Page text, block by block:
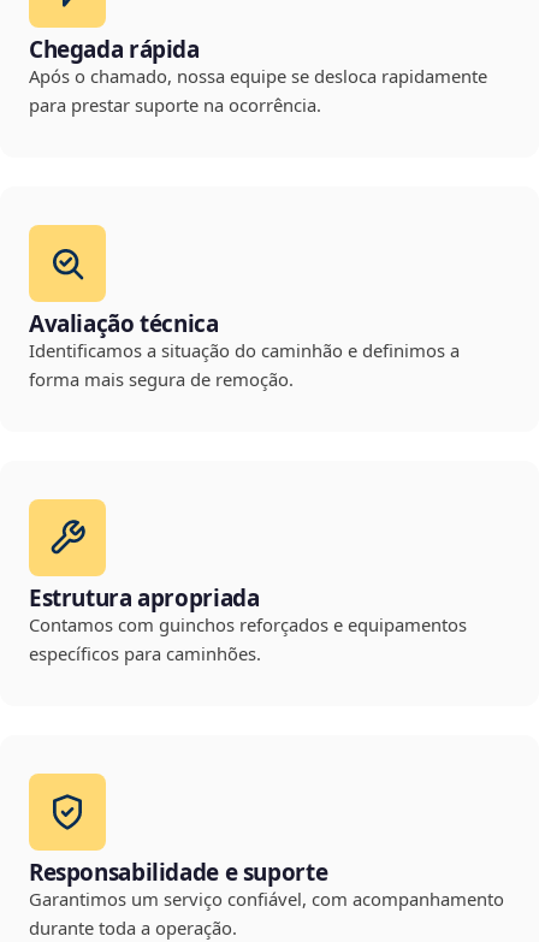
Chegada rápida
Após o chamado, nossa equipe se desloca rapidamente
para prestar suporte na ocorrência.
Avaliação técnica
Identificamos a situação do caminhão e definimos a
forma mais segura de remoção.
Estrutura apropriada
Contamos com guinchos reforçados e equipamentos
específicos para caminhões.
Responsabilidade e suporte
Garantimos um serviço confiável, com acompanhamento
durante toda a operação.